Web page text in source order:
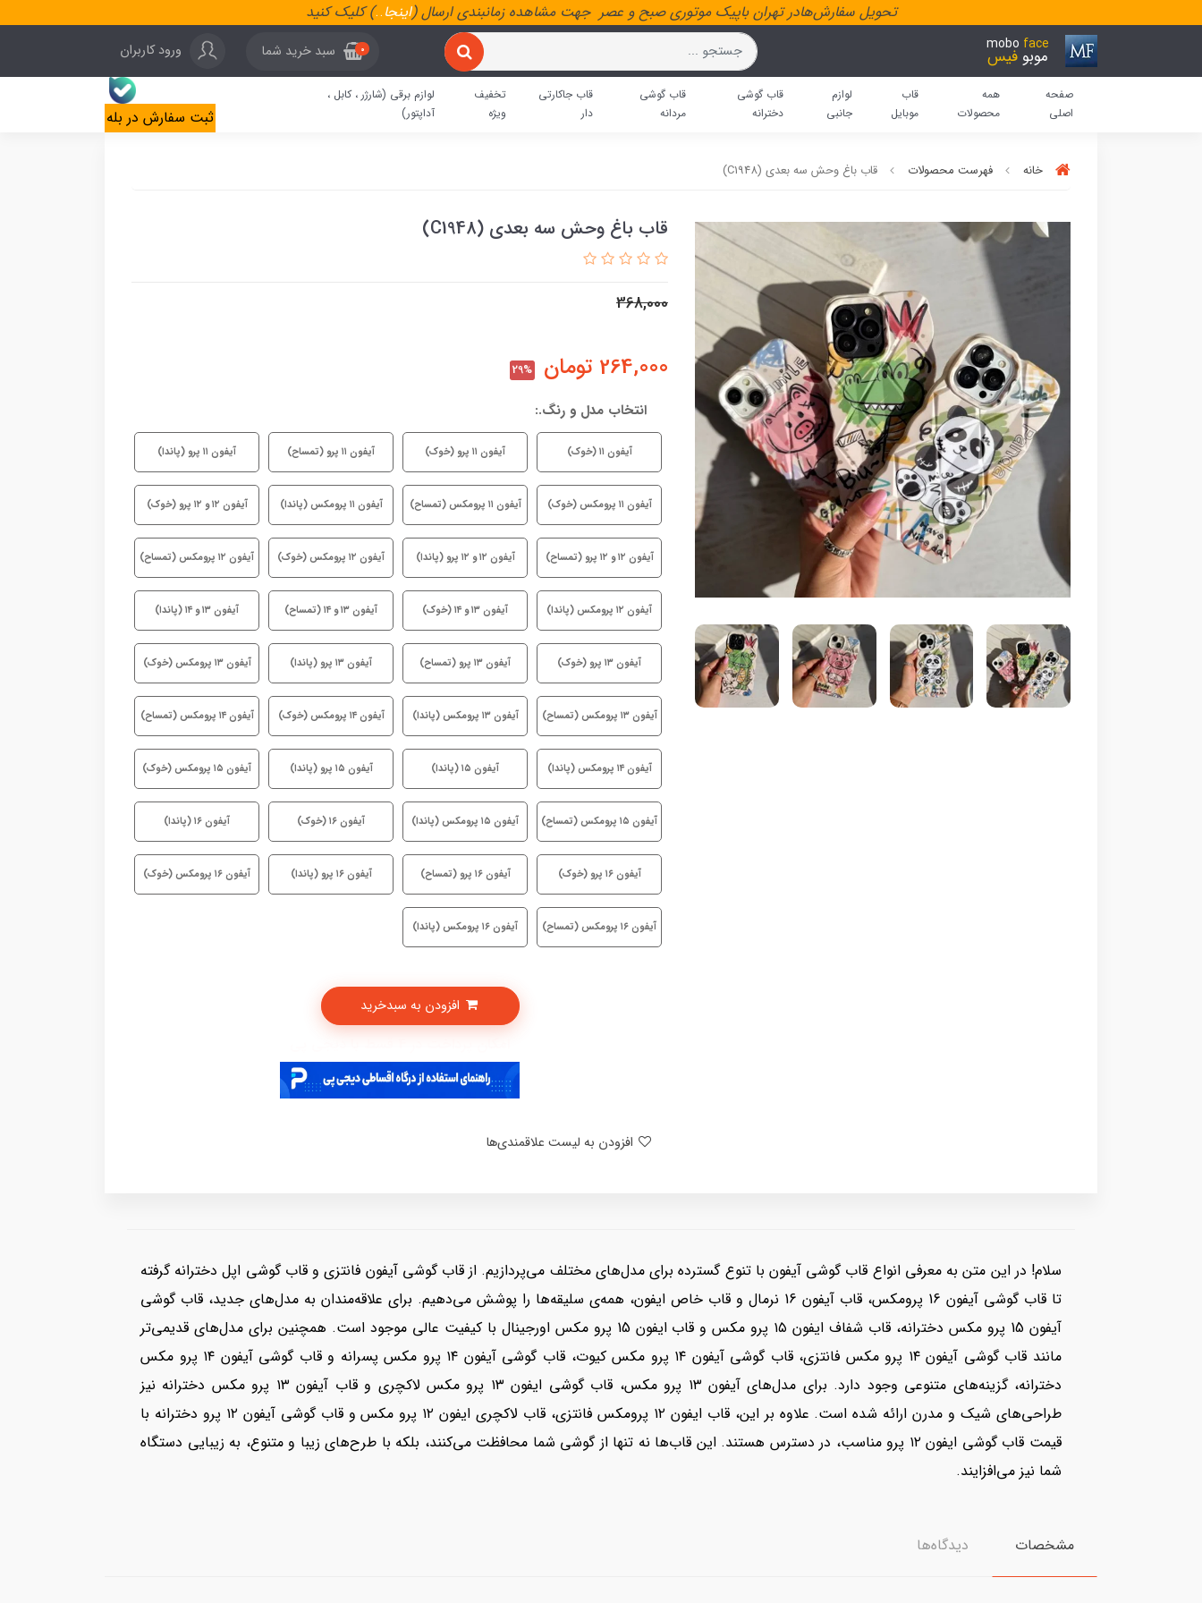
تحویل سفارش‌هادر تهران باپیک موتوری صبح و عصر جهت مشاهده زمانبندی ارسال (اینجا..) کلیک کنید
mobo face
موبو فیس 0 سبد خرید شما ورود کاربران
صفحه
اصلی
همه
محصولات
قاب
موبایل
لوازم
جانبی
قاب گوشی
دخترانه
قاب گوشی
مردانه
قاب جاکارتی
دار
تخفیف
ویژه
لوازم برقی (شارژر ، کابل ،
آداپتور)
ثبت سفارش در بله
خانه فهرست محصولات قاب باغ وحش سه بعدی (C1948)
قاب باغ وحش سه بعدی (C1948)
368,000
264,000 تومان 29%
انتخاب مدل و رنگ.:
آیفون ۱۱ (خوک) آیفون ۱۱ پرو (خوک) آیفون ۱۱ پرو (تمساح) آیفون ۱۱ پرو (پاندا)
آیفون ۱۱ پرومکس (خوک) آیفون ۱۱ پرومکس (تمساح) آیفون ۱۱ پرومکس (پاندا) آیفون ۱۲ و ۱۲ پرو (خوک)
آیفون ۱۲ و ۱۲ پرو (تمساح) آیفون ۱۲ و ۱۲ پرو (پاندا) آیفون ۱۲ پرومکس (خوک) آیفون ۱۲ پرومکس (تمساح)
آیفون ۱۲ پرومکس (پاندا) آیفون ۱۳ و ۱۴ (خوک) آیفون ۱۳ و ۱۴ (تمساح) آیفون ۱۳ و ۱۴ (پاندا)
آیفون ۱۳ پرو (خوک) آیفون ۱۳ پرو (تمساح) آیفون ۱۳ پرو (پاندا) آیفون ۱۳ پرومکس (خوک)
آیفون ۱۳ پرومکس (تمساح) آیفون ۱۳ پرومکس (پاندا) آیفون ۱۴ پرومکس (خوک) آیفون ۱۴ پرومکس (تمساح)
آیفون ۱۴ پرومکس (پاندا) آیفون ۱۵ (پاندا) آیفون ۱۵ پرو (پاندا) آیفون ۱۵ پرومکس (خوک)
آیفون ۱۵ پرومکس (تمساح) آیفون ۱۵ پرومکس (پاندا) آیفون ۱۶ (خوک) آیفون ۱۶ (پاندا)
آیفون ۱۶ پرو (خوک) آیفون ۱۶ پرو (تمساح) آیفون ۱۶ پرو (پاندا) آیفون ۱۶ پرومکس (خوک)
آیفون ۱۶ پرومکس (تمساح) آیفون ۱۶ پرومکس (پاندا)
سلام! در این متن به معرفی انواع قاب گوشی آیفون با تنوع گسترده برای مدل‌های مختلف می‌پردازیم. از قاب گوشی آیفون فانتزی و قاب گوشی اپل دخترانه گرفته
تا قاب گوشی آیفون 16 پرومکس، قاب آیفون 16 نرمال و قاب خاص ایفون، همه‌ی سلیقه‌ها را پوشش می‌دهیم. برای علاقه‌مندان به مدل‌های جدید، قاب گوشی
آیفون 15 پرو مکس دخترانه، قاب شفاف ایفون ۱۵ پرو مکس و قاب ایفون 15 پرو مکس اورجینال با کیفیت عالی موجود است. همچنین برای مدل‌های قدیمی‌تر
مانند قاب گوشی آیفون ۱۴ پرو مکس فانتزی، قاب گوشی آیفون ۱۴ پرو مکس کیوت، قاب گوشی آیفون ۱۴ پرو مکس پسرانه و قاب گوشی آیفون ۱۴ پرو مکس
دخترانه، گزینه‌های متنوعی وجود دارد. برای مدل‌های آیفون ۱۳ پرو مکس، قاب گوشی ایفون ۱۳ پرو مکس لاکچری و قاب آیفون ۱۳ پرو مکس دخترانه نیز
طراحی‌های شیک و مدرن ارائه شده است. علاوه بر این، قاب ایفون ۱۲ پرومکس فانتزی، قاب لاکچری ایفون ۱۲ پرو مکس و قاب گوشی آیفون ۱۲ پرو دخترانه با
قیمت قاب گوشی ایفون ۱۲ پرو مناسب، در دسترس هستند. این قاب‌ها نه تنها از گوشی شما محافظت می‌کنند، بلکه با طرح‌های زیبا و متنوع، به زیبایی دستگاه
شما نیز می‌افزایند.
مشخصات دیدگاه‌ها